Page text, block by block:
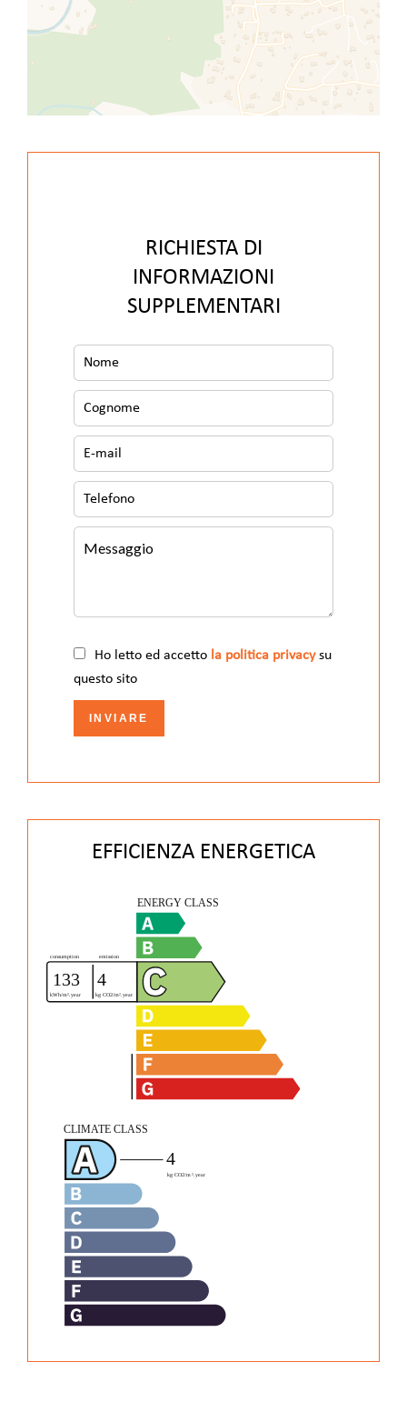
RICHIESTA DI
INFORMAZIONI
SUPPLEMENTARI
Ho letto ed accetto la politica privacysu
questo sito
INVIARE
EFFICIENZA ENERGETICA